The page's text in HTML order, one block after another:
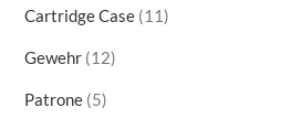
Cartridge Case 1111
Gewehr 1212
Patrone 55